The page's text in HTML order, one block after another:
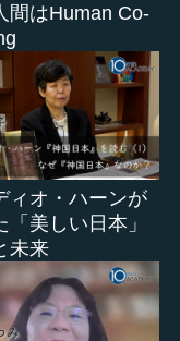
はHuman Co-
ィオ・ハーンが
「美しい日本」
未来